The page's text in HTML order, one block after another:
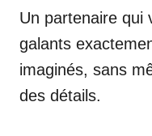
Un partenaire qui
galants
imaginés, sans
des détails.